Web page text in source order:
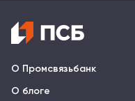
О Промсвязьбанк
О блоге